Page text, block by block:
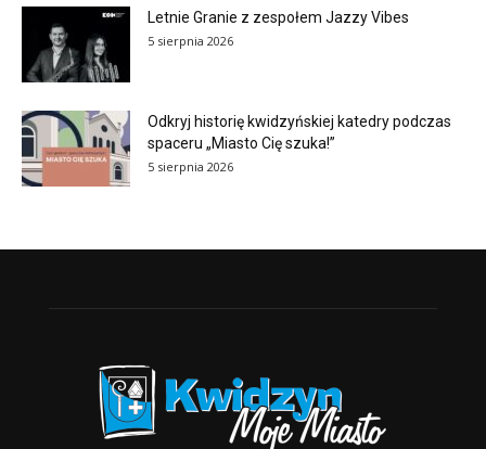
Letnie Granie z zespołem Jazzy Vibes
5 sierpnia 2026
Odkryj historię kwidzyńskiej katedry podczas
spaceru „Miasto Cię szuka!”
5 sierpnia 2026